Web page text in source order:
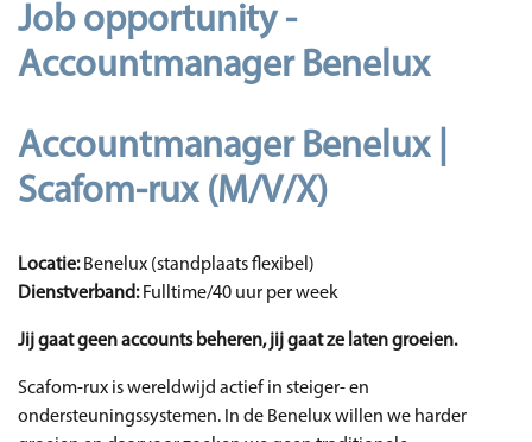
Job opportunity -
Accountmanager Benelux
Accountmanager Benelux |
Scafom-rux (M/V/X)
Locatie:Benelux (standplaats flexibel)
Dienstverband:Fulltime/40 uur per week
Jij gaat geen accounts beheren, jij gaat ze laten groeien.
Scafom-rux is wereldwijd actief in steiger- en
ondersteuningssystemen. In de Benelux willen we harder